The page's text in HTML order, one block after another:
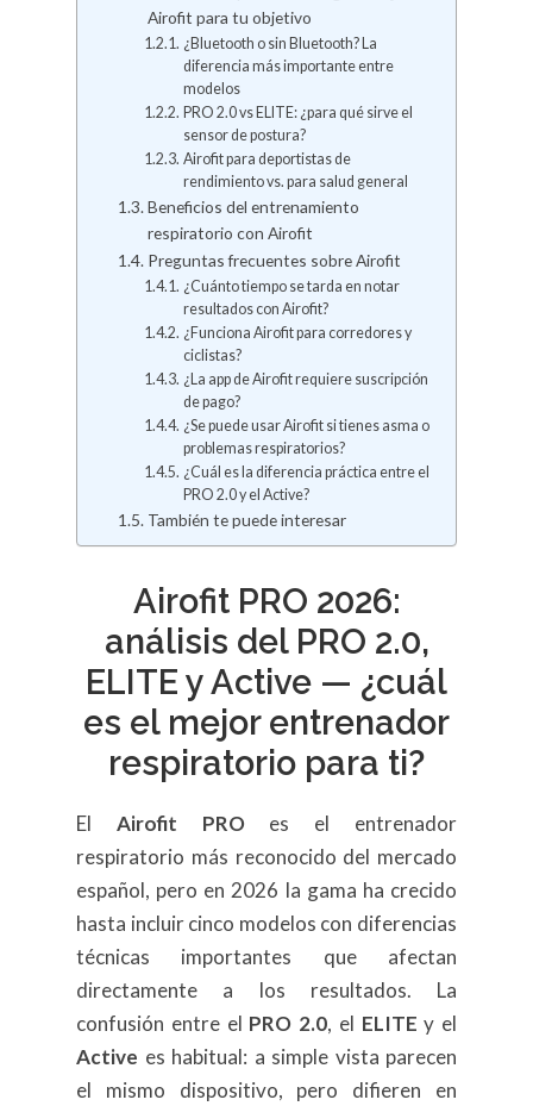
Airofit para tu objetivo
¿Bluetooth o sin Bluetooth? La
diferencia más importante entre
modelos
PRO 2.0 vs ELITE: ¿para qué sirve el
sensor de postura?
Airofit para deportistas de
rendimiento vs. para salud general
Beneficios del entrenamiento
respiratorio con Airofit
Preguntas frecuentes sobre Airofit
¿Cuánto tiempo se tarda en notar
resultados con Airofit?
¿Funciona Airofit para corredores y
ciclistas?
¿La app de Airofit requiere suscripción
de pago?
¿Se puede usar Airofit si tienes asma o
problemas respiratorios?
¿Cuál es la diferencia práctica entre el
PRO 2.0 y el Active?
También te puede interesar
Airofit PRO 2026:
análisis del PRO 2.0,
ELITE y Active — ¿cuál
es el mejor entrenador
respiratorio para ti?
El Airofit PROes el entrenador
respiratorio más reconocido del mercado
español, pero en 2026 la gama ha crecido
hasta incluir cinco modelos con diferencias
técnicas importantes que afectan
directamente a los resultados. La
confusión entre el PRO 2.0, el ELITE y el
Active es habitual: a simple vista parecen
el mismo dispositivo, pero difieren en